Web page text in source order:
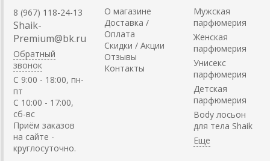
8 (967) 118-24-13
Shaik-
Premium@bk.ru
Обратный
звонок
C 9:00 - 18:00, пн-
пт
С 10:00 - 17:00,
сб-вс
Приём заказов
на сайте -
круглосуточно.
О магазине
Доставка /
Оплата
Скидки / Акции
Отзывы
Контакты
Мужская
парфюмерия
Женская
парфюмерия
Унисекс
парфюмерия
Детская
парфюмерия
Body лосьон
для тела Shaik